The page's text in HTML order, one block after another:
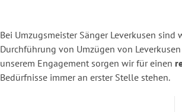
Bei Umzugsmeister Sänger Leverkusen
Durchführung von Umzügen von
unserem Engagement sorgen wir für einen
Bedürfnisse immer an erster Stelle stehen.